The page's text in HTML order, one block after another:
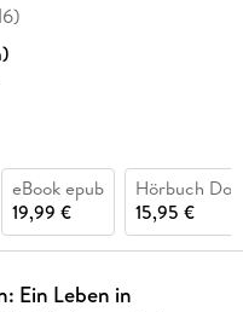
)
eBook epub
19,99 €
Hörbuch
15,95 €
Ein Leben in